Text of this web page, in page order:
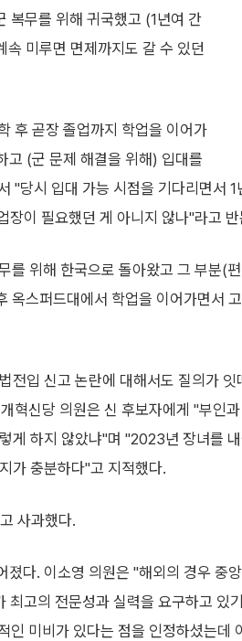
복무를 위해 귀국했고 (1년여 간
미루면 면제까지도 갈 수 있던
후 곧장 졸업까지 학업을 이어가
고 (군 문제 해결을 위해) 입대를
"당시 입대 가능 시점을 기다리면서
이 필요했던 게 아니지 않나"라고
를 위해 한국으로 돌아왔고 그 부분(
옥스퍼드대에서 학업을 이어가면서
전입 신고 논란에 대해서도 질의가
혁신당 의원은 신 후보자에게 "부인
게 하지 않았냐"며 "2023년 장녀를
가 충분하다"고 지적했다.
사과했다.
다. 이소영 의원은 "해외의 경우 중
고의 전문성과 실력을 요구하고 있
미비가 있다는 점을 인정하셨는데